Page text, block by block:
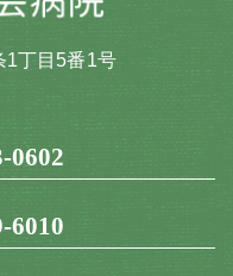
1丁目5番1号
0602
6010